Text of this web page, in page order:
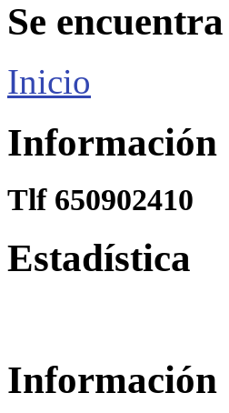
Se
Inicio
Información
Tlf 650902410
Estadística
Información